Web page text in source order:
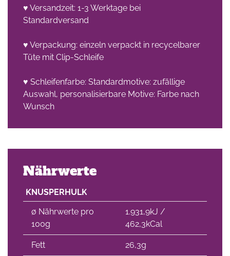
♥ Versandzeit: 1-3 Werktage bei
Standardversand
♥ Verpackung: einzeln verpackt in recycelbarer
Tüte mit Clip-Schleife
♥ Schleifenfarbe: Standardmotive: zufällige
Auswahl, personalisierbare Motive: Farbe nach
Wunsch
Nährwerte
KNUSPERHULK
∅ Nährwerte pro
100g
1.931,9kJ /
462,3kCal
Fett 26,3g